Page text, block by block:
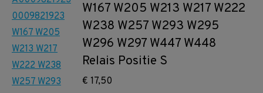
W167 W205 W213 W217 W222
W238 W257 W293 W295
W296 W297 W447 W448
Relais Positie S
€ 17,50